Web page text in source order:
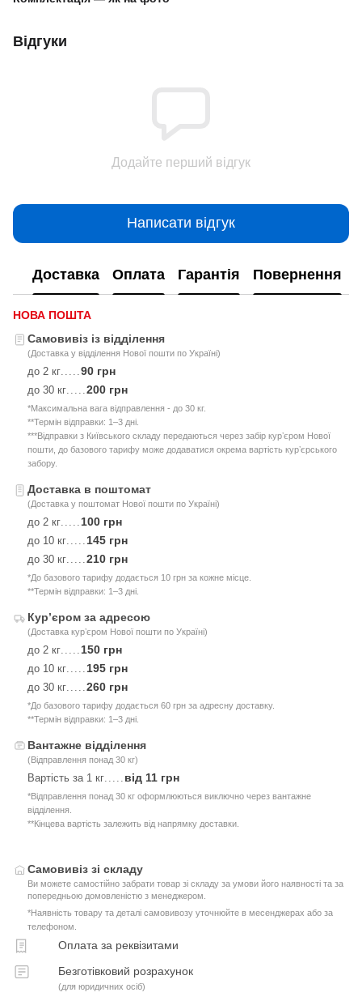
Відгуки
Додайте перший відгук
Написати відгук
Доставка Оплата Гарантія Повернення
НОВА ПОШТА
Самовивіз із відділення
(Доставка у відділення Нової пошти по Україні)
до 2 кг 90 грн
до 30 кг 200 грн
*Максимальна вага відправлення - до 30 кг.
**Термін відправки: 1–3 дні.
***Відправки з Київського складу передаються через забір курʼєром Нової
пошти, до базового тарифу може додаватися окрема вартість курʼєрського
забору.
Доставка в поштомат
(Доставка у поштомат Нової пошти по Україні)
до 2 кг 100 грн
до 10 кг 145 грн
до 30 кг 210 грн
*До базового тарифу додається 10 грн за кожне місце.
**Термін відправки: 1–3 дні.
Курʼєром за адресою
(Доставка курʼєром Нової пошти по Україні)
до 2 кг 150 грн
до 10 кг 195 грн
до 30 кг 260 грн
*До базового тарифу додається 60 грн за адресну доставку.
**Термін відправки: 1–3 дні.
Вантажне відділення
(Відправлення понад 30 кг)
Вартість за 1 кг від 11 грн
*Відправлення понад 30 кг оформлюються виключно через вантажне
відділення.
**Кінцева вартість залежить від напрямку доставки.
Самовивіз зі складу
Ви можете самостійно забрати товар зі складу за умови його наявності та за
попередньою домовленістю з менеджером.
*Наявність товару та деталі самовивозу уточнюйте в месенджерах або за
телефоном.
Оплата за реквізитами
Безготівковий розрахунок
(для юридичних осіб)